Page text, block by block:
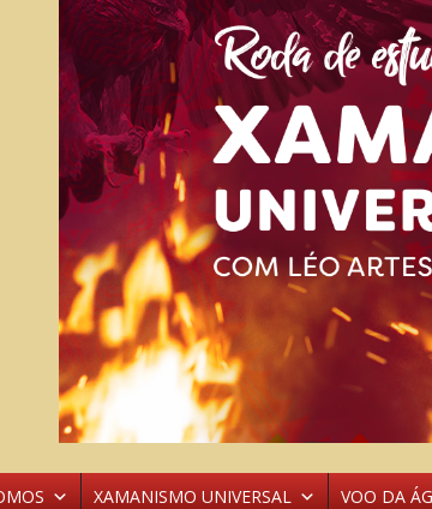
XAMANISMO UNIVERSAL VOO DA